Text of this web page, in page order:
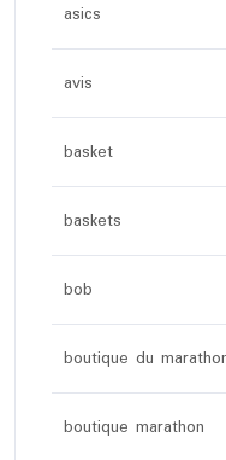
asics
avis
basket
baskets
bob
boutique du
boutique marathon